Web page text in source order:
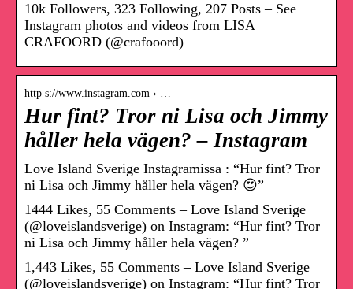
10k Followers, 323 Following, 207 Posts – See
Instagram photos and videos from LISA
CRAFOORD (@crafooord)
http s://www.instagram.com › …
Hur fint? Tror ni Lisa och Jimmy
håller hela vägen? – Instagram
Love Island Sverige Instagramissa : “Hur fint? Tror
ni Lisa och Jimmy håller hela vägen? 😍”
1444 Likes, 55 Comments – Love Island Sverige
(@loveislandsverige) on Instagram: “Hur fint? Tror
ni Lisa och Jimmy håller hela vägen? ”
1,443 Likes, 55 Comments – Love Island Sverige
(@loveislandsverige) on Instagram: “Hur fint? Tror